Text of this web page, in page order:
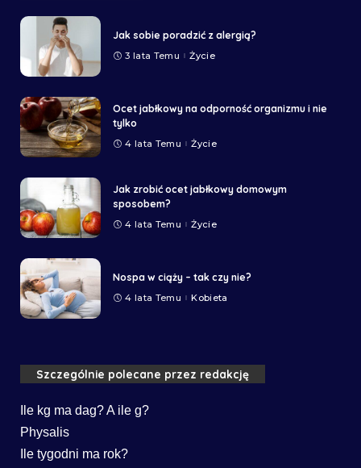
Jak sobie poradzić z alergią?
3 lata Temu Życie
Ocet jabłkowy na odporność organizmu i nie
tylko
4 lata Temu Życie
Jak zrobić ocet jabłkowy domowym
sposobem?
4 lata Temu Życie
Nospa w ciąży – tak czy nie?
4 lata Temu Kobieta
Szczególnie polecane przez redakcję
Ile kg ma dag? A ile g?
Physalis
Ile tygodni ma rok?